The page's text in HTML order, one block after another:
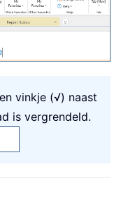
vinkje (√) naast
is vergrendeld.